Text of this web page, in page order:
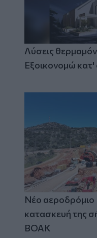
Λύσεις
Εξοικονομώ κατ'
Νέο
κατασκευή της
ΒΟΑΚ